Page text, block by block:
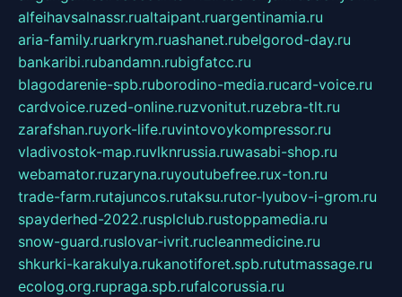
alfeihavsalnassr.rualtaipant.ruargentinamia.ru
aria-family.ruarkrym.ruashanet.rubelgorod-day.ru
bankaribi.rubandamn.rubigfatcc.ru
blagodarenie-spb.ruborodino-media.rucard-voice.ru
cardvoice.ruzed-online.ruzvonitut.ruzebra-tlt.ru
zarafshan.ruyork-life.ruvintovoykompressor.ru
vladivostok-map.ruvlknrussia.ruwasabi-shop.ru
webamator.ruzaryna.ruyoutubefree.rux-ton.ru
trade-farm.rutajuncos.rutaksu.rutor-lyubov-i-grom.ru
spayderhed-2022.rusplclub.rustoppamedia.ru
snow-guard.ruslovar-ivrit.rucleanmedicine.ru
shkurki-karakulya.rukanotiforet.spb.rututmassage.ru
ecolog.org.rupraga.spb.rufalcorussia.ru